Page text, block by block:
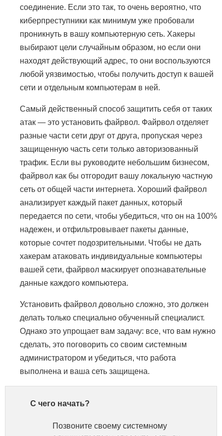
соединение. Если это так, то очень вероятно, что
киберпреступники как минимум уже пробовали
проникнуть в вашу компьютерную сеть. Хакеры
выбирают цели случайным образом, но если они
находят действующий адрес, то они воспользуются
любой уязвимостью, чтобы получить доступ к вашей
сети и отдельным компьютерам в ней.
Самый действенный способ защитить себя от таких
атак — это установить файрвол. Файрвол отделяет
разные части сети друг от друга, пропуская через
защищенную часть сети только авторизованный
трафик. Если вы руководите небольшим бизнесом,
файрвол как бы отгородит вашу локальную частную
сеть от общей части интернета. Хороший файрвол
анализирует каждый пакет данных, который
передается по сети, чтобы убедиться, что он на 100%
надежен, и отфильтровывает пакеты данные,
которые сочтет подозрительными. Чтобы не дать
хакерам атаковать индивидуальные компьютеры
вашей сети, файрвол маскирует опознавательные
данные каждого компьютера.
Установить файрвол довольно сложно, это должен
делать только специально обученный специалист.
Однако это упрощает вам задачу: все, что вам нужно
сделать, это поговорить со своим системным
администратором и убедиться, что работа
выполнена и ваша сеть защищена.
С чего начать?
Позвоните своему системному